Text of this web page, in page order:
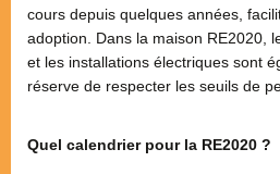
cours depuis quelques années,
adoption. Dans la maison RE2020,
et les installations électriques sont
réserve de respecter les seuils de
Quel calendrier pour la RE2020 ?